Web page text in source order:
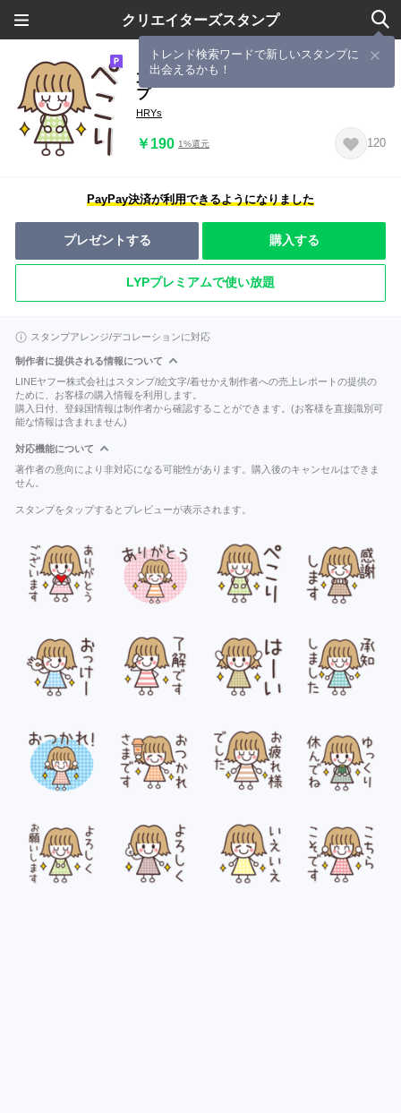
クリエイターズスタンプ
トレンド検索ワードで新しいスタンプに
出会えるかも！
大人可愛い♥女の子のシンプルスタン
プ
HRYs
￥190 1%還元 120
PayPay決済が利用できるようになりました
プレゼントする 購入する
LYPプレミアムで使い放題
スタンプアレンジ/デコレーションに対応
制作者に提供される情報について
LINEヤフー株式会社はスタンプ/絵文字/着せかえ制作者への売上レポートの提供の
ために、お客様の購入情報を利用します。
購入日付、登録国情報は制作者から確認することができます。(お客様を直接識別可
能な情報は含まれません)
対応機能について
著作者の意向により非対応になる可能性があります。購入後のキャンセルはできま
せん。
スタンプをタップするとプレビューが表示されます。